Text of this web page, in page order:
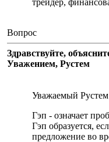
трейдер,
Вопрос
Здравствуйте,
Уважением, Рустем
Уважаемый
Гэп - означает
Гэп образуется,
предложение во